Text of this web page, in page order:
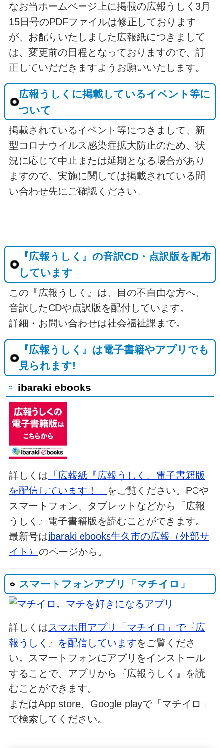
なお当ホームページ上に掲載の広報うしく3月
15日号のPDFファイルは修正しております
が、お配りいたしました広報紙につきまして
は、変更前の日程となっておりますので、訂
正していだだきますようお願いいたします。
広報うしくに掲載しているイベント等に
ついて
掲載されているイベント等につきまして、新
型コロナウイルス感染症拡大防止のため、状
況に応じて中止または延期となる場合があり
ますので、 実施に関しては掲載されている問
い合わせ先にご確認ください。
『広報うしく』の音訳CD・点訳版を配布
しています
この『広報うしく』は、目の不自由な方へ、
音訳したCDや点訳版を配付しています。
詳細・お問い合わせは社会福祉課まで。
『広報うしく』は電子書籍やアプリでも
見られます!
ibaraki ebooks
詳しくは 「広報紙『広報うしく』電子書籍版
を配信しています！」 をご覧ください。PCや
スマートフォン、タブレットなどから『広報
うしく』電子書籍版を読むことができます。
最新号はibaraki ebooks牛久市の広報（外部サ
イト） のページから。
スマートフォンアプリ「マチイロ」
詳しくは スマホ用アプリ「マチイロ」で『広
報うしく』を配信していますをご覧くださ
い。スマートフォンにアプリをインストール
することで、アプリから『広報うしく』を読
むことができます。
またはApp store、Google playで「マチイロ」
で検索してください。